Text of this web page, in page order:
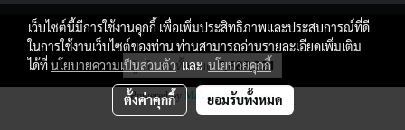
copyright by
ผู้เข้าชมทั้งหมด7,688,321
Powered by MakeWebEasy.com
เว็บไซต์นี้มีการใช้งานคุกกี้ เพื่อเพิ่มประสิทธิภาพและประสบการณ์ที่ดี
ในการใช้งานเว็บไซต์ของท่าน ท่านสามารถอ่านรายละเอียดเพิ่มเติม
ได้ที่นโยบายความเป็นส่วนตัวและนโยบายคุกกี้
ตั้งค่าคุกกี้ ยอมรับทั้งหมด